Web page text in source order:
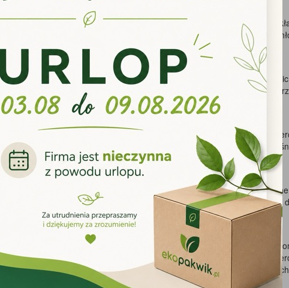
pracę
odpowiednio dobranych akcesoriów. Mopy, wiadra z wyciskaczem,
niezbędne są także czyściwa włókninowe, które dzięki wysokiej
i higiena
od rodzaju wykonywanych czynności można wybierać spośród
wielu substancji chemicznych. Modele winylowe są często wybierane
w każdej firmie
przeznaczone do codziennego użytku. Papiery toaletowe, ręczniki
produktów pozwala ograniczyć częstotliwość ich wymiany, a
warunkach
chemia znajduje zastosowanie wszędzie tam, gdzie
wygląda sytuacja w motoryzacji. Odpowiednio dobrane
elementy przed przedwczesnym zużyciem.
czystości
wykonywanej pracy oraz rodzaju czyszczonych powierzchni.
wysoki standard czystości.W ofercie EkoPakWik dostępny jest
papierów toaletowych, ręczników papierowych, worków
dopasowane do swoich potrzeb.